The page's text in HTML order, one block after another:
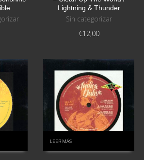
Lightning & Thunder
Sin categorizar
€12,00
LEER MÁS